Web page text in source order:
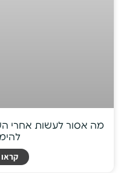
מה אסור לעשות אחרי